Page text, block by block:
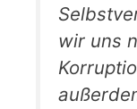
wir uns